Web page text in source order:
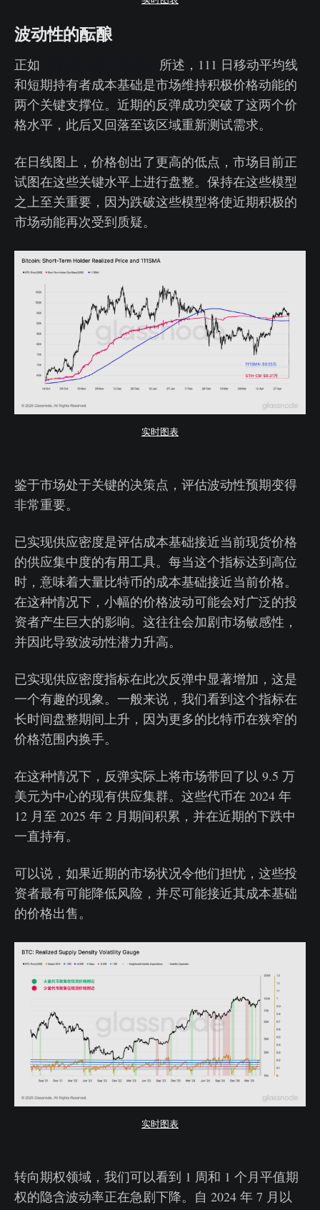
波动性的酝酿
正如
所述，111 日移动平均线
和短期持有者成本基础是市场维持积极价格动能的
两个关键支撑位。近期的反弹成功突破了这两个价
格水平，此后又回落至该区域重新测试需求。
在日线图上，价格创出了更高的低点，市场目前正
试图在这些关键水平上进行盘整。保持在这些模型
之上至关重要，因为跌破这些模型将使近期积极的
市场动能再次受到质疑。
实时图表
鉴于市场处于关键的决策点，评估波动性预期变得
非常重要。
已实现供应密度是评估成本基础接近当前现货价格
的供应集中度的有用工具。每当这个指标达到高位
时，意味着大量比特币的成本基础接近当前价格。
在这种情况下，小幅的价格波动可能会对广泛的投
资者产生巨大的影响。这往往会加剧市场敏感性，
并因此导致波动性潜力升高。
已实现供应密度指标在此次反弹中显著增加，这是
一个有趣的现象。一般来说，我们看到这个指标在
长时间盘整期间上升，因为更多的比特币在狭窄的
价格范围内换手。
在这种情况下，反弹实际上将市场带回了以 9.5 万
美元为中心的现有供应集群。这些代币在 2024 年
12 月至 2025 年 2 月期间积累，并在近期的下跌中
一直持有。
可以说，如果近期的市场状况令他们担忧，这些投
资者最有可能降低风险，并尽可能接近其成本基础
的价格出售。
实时图表
转向期权领域，我们可以看到 1 周和 1 个月平值期
权的隐含波动率正在急剧下降。自 2024 年 7 月以